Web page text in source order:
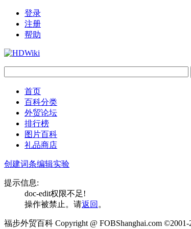
登录
注册
帮助
首页
百科分类
外贸论坛
排行榜
图片百科
礼品商店
创建词条编辑实验
提示信息:
doc-edit权限不足!
操作被禁止。请返回 。
福步外贸百科 Copyright @ FOBShanghai.com ©2001-